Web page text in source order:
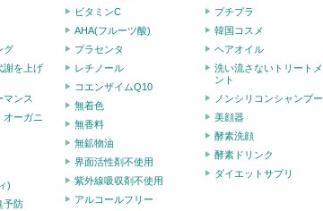
グ
謝を上げ
マンス
オーガニ
)
予防
ビタミンC
AHA(フルーツ酸)
プラセンタ
レチノール
コエンザイムQ10
無着色
無香料
無鉱物油
界面活性剤不使用
紫外線吸収剤不使用
アルコールフリー
プチプラ
韓国コスメ
ヘアオイル
洗い流さないトリートメ
ント
ノンシリコンシャンプー
美顔器
酵素洗顔
酵素ドリンク
ダイエットサプリ